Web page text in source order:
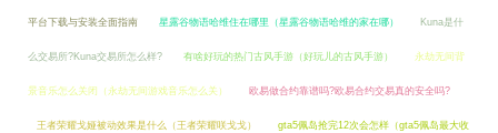
平台下载与安装全面指南 星露谷物语哈维住在哪里（星露谷物语哈维的家在哪） Kuna是什
么交易所?Kuna交易所怎么样? 有啥好玩的热门古风手游（好玩儿的古风手游） 永劫无间背
景音乐怎么关闭（永劫无间游戏音乐怎么关） 欧易做合约靠谱吗?欧易合约交易真的安全吗?
王者荣耀戈娅被动效果是什么（王者荣耀咲戈戈） gta5佩岛抢完12次会怎样（gta5佩岛最大收